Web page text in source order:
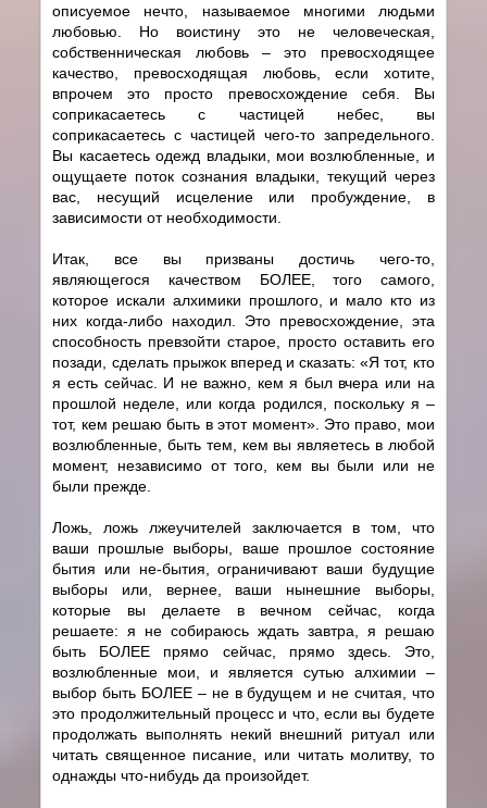
описуемое нечто, называемое многими людьми
любовью. Но воистину это не человеческая,
собственническая любовь – это превосходящее
качество, превосходящая любовь, если хотите,
впрочем это просто превосхождение себя. Вы
соприкасаетесь с частицей небес, вы
соприкасаетесь с частицей чего-то запредельного.
Вы касаетесь одежд владыки, мои возлюбленные, и
ощущаете поток сознания владыки, текущий через
вас, несущий исцеление или пробуждение, в
зависимости от необходимости.
Итак, все вы призваны достичь чего-то,
являющегося качеством БОЛЕЕ, того самого,
которое искали алхимики прошлого, и мало кто из
них когда-либо находил. Это превосхождение, эта
способность превзойти старое, просто оставить его
позади, сделать прыжок вперед и сказать: «Я тот, кто
я есть сейчас. И не важно, кем я был вчера или на
прошлой неделе, или когда родился, поскольку я –
тот, кем решаю быть в этот момент». Это право, мои
возлюбленные, быть тем, кем вы являетесь в любой
момент, независимо от того, кем вы были или не
были прежде.
Ложь, ложь лжеучителей заключается в том, что
ваши прошлые выборы, ваше прошлое состояние
бытия или не-бытия, ограничивают ваши будущие
выборы или, вернее, ваши нынешние выборы,
которые вы делаете в вечном сейчас, когда
решаете: я не собираюсь ждать завтра, я решаю
быть БОЛЕЕ прямо сейчас, прямо здесь. Это,
возлюбленные мои, и является сутью алхимии –
выбор быть БОЛЕЕ – не в будущем и не считая, что
это продолжительный процесс и что, если вы будете
продолжать выполнять некий внешний ритуал или
читать священное писание, или читать молитву, то
однажды что-нибудь да произойдет.